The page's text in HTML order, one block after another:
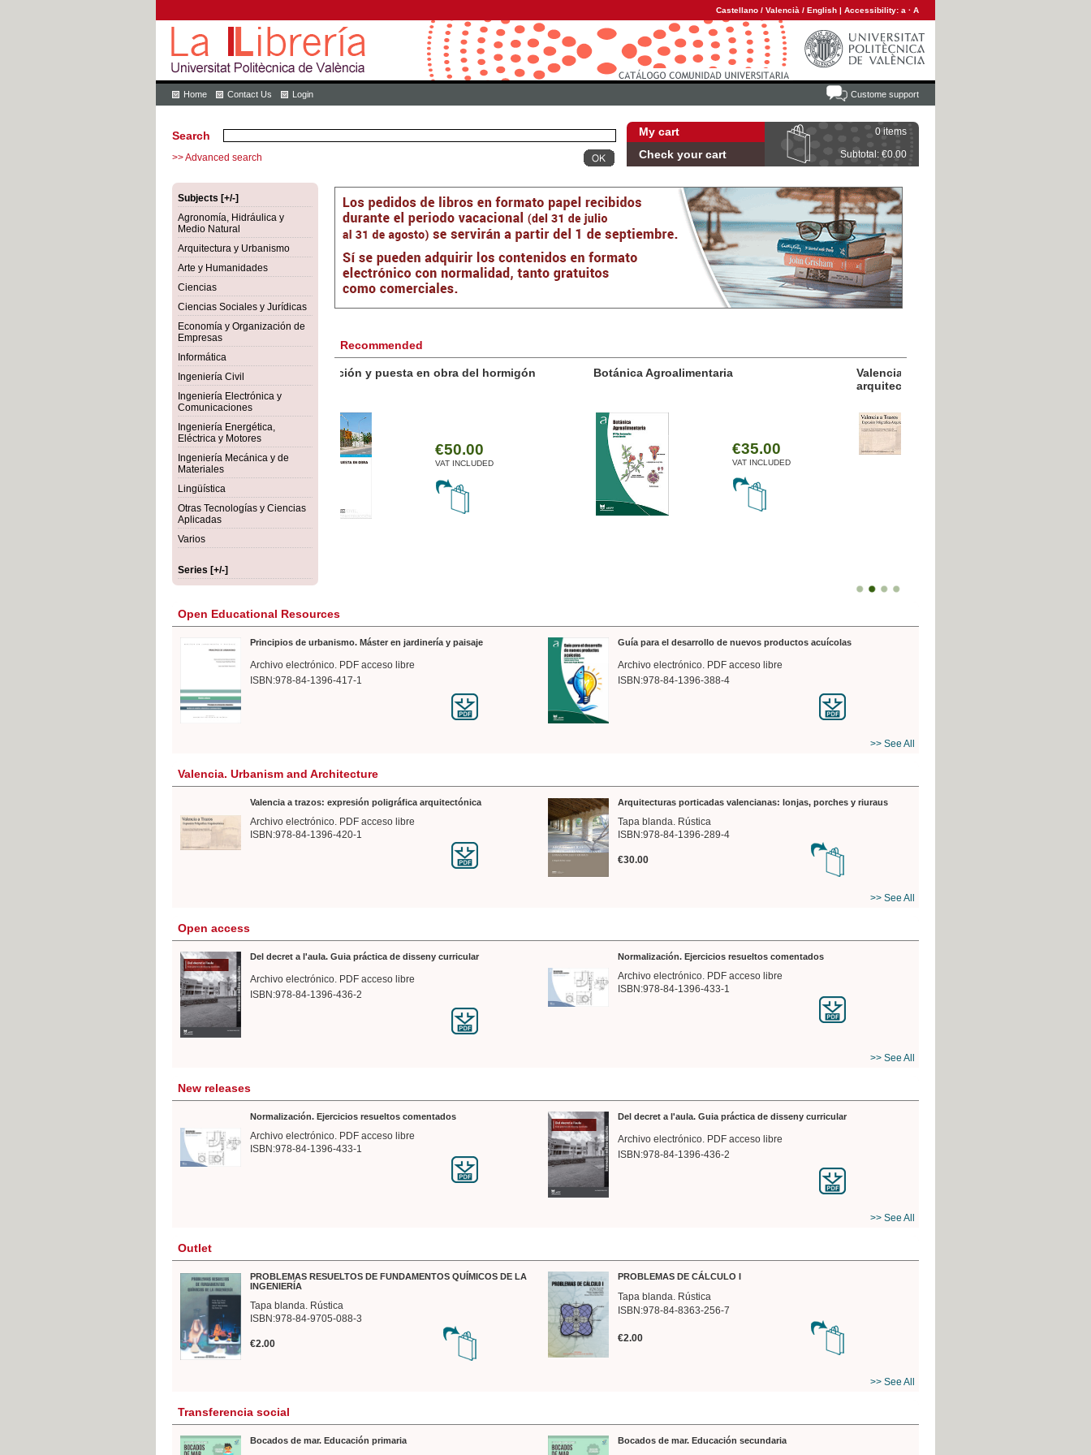
Castellano / Valencià / English | Accessibility: a · A
Custome support
Home Contact Us Login
My cart 0 items
Check your cart Subtotal: €0.00
Search
>> Advanced search
Subjects [+/-]
Agronomía, Hidráulica y
Medio Natural
Arquitectura y Urbanismo
Arte y Humanidades
Ciencias
Ciencias Sociales y Jurídicas
Economía y Organización de
Empresas
Informática
Ingeniería Civil
Ingeniería Electrónica y
Comunicaciones
Ingeniería Energética,
Eléctrica y Motores
Ingeniería Mecánica y de
Materiales
Lingüística
Otras Tecnologías y Ciencias
Aplicadas
Varios
Series [+/-]
Recommended
Botánica Agroalimentaria
€35.00
VAT INCLUDED
Valencia a trazos: expresión poligráfica
Open Educational Resources
Principios de urbanismo. Máster en jardinería y paisaje
Archivo electrónico. PDF acceso libre
ISBN:978-84-1396-417-1
Guía para el desarrollo de nuevos productos acuícolas
Archivo electrónico. PDF acceso libre
ISBN:978-84-1396-388-4
>> See All
Valencia. Urbanism and Architecture
Valencia a trazos: expresión poligráfica arquitectónica
Archivo electrónico. PDF acceso libre
ISBN:978-84-1396-420-1
Arquitecturas porticadas valencianas: lonjas, porches y riuraus
Tapa blanda. Rústica
ISBN:978-84-1396-289-4
€30.00
>> See All
Open access
Del decret a l'aula. Guia práctica de disseny curricular
Archivo electrónico. PDF acceso libre
ISBN:978-84-1396-436-2
Normalización. Ejercicios resueltos comentados
Archivo electrónico. PDF acceso libre
ISBN:978-84-1396-433-1
>> See All
New releases
Normalización. Ejercicios resueltos comentados
Archivo electrónico. PDF acceso libre
ISBN:978-84-1396-433-1
Del decret a l'aula. Guia práctica de disseny curricular
Archivo electrónico. PDF acceso libre
ISBN:978-84-1396-436-2
>> See All
Outlet
PROBLEMAS RESUELTOS DE FUNDAMENTOS QUÍMICOS DE LA
INGENIERÍA
Tapa blanda. Rústica
ISBN:978-84-9705-088-3
€2.00
PROBLEMAS DE CÁLCULO I
Tapa blanda. Rústica
ISBN:978-84-8363-256-7
€2.00
>> See All
Transferencia social
Bocados de mar. Educación primaria Bocados de mar. Educación secundaria